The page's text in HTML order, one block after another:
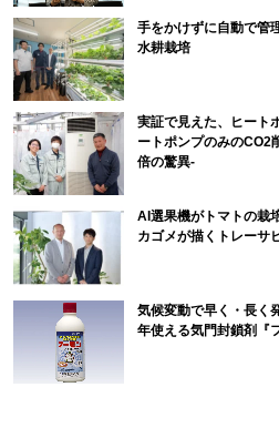
手をかけずに自動で管
水耕栽培
実証で見えた、ヒート
ートポンプのみのCO2
倍の驚異-
AI選果機がトマトの栽
カゴメが描くトレーサ
気候変動で早く・長く
年使える気門封鎖剤『